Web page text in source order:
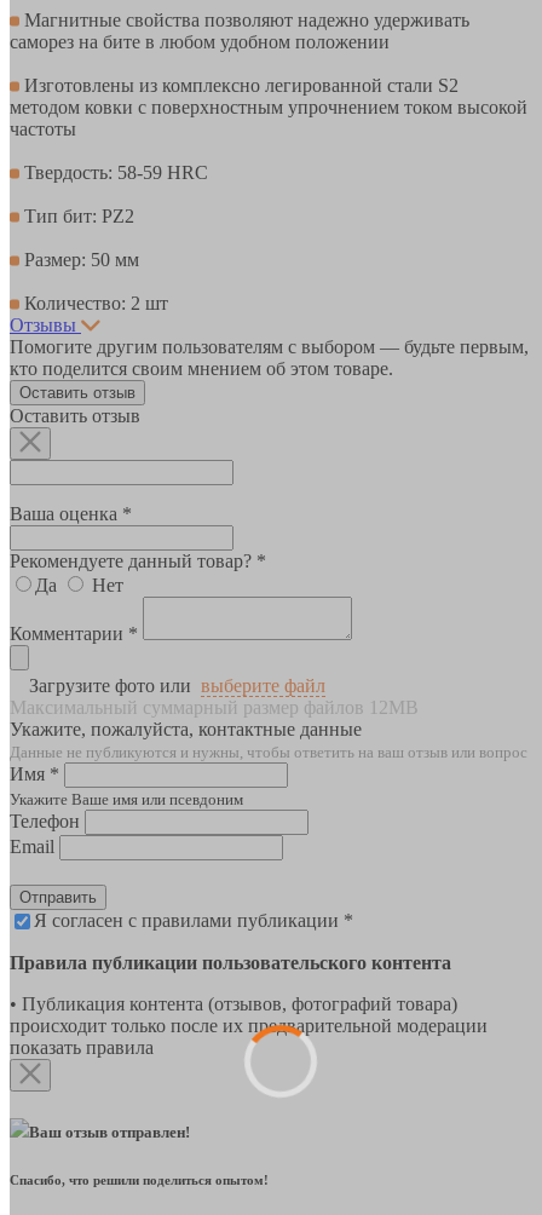
Магнитные свойства позволяют надежно удерживать
саморез на бите в любом удобном положении
Изготовлены из комплексно легированной стали S2
методом ковки с поверхностным упрочнением током высокой
частоты
Твердость: 58-59 HRC
Тип бит: PZ2
Размер: 50 мм
Количество: 2 шт
Отзывы
Помогите другим пользователям с выбором — будьте первым,
кто поделится своим мнением об этом товаре.
Оставить отзыв
Оставить отзыв
Ваша оценка *
Рекомендуете данный товар? *
Да
Нет
Комментарии *
Загрузите фото или выберите файл
Максимальный суммарный размер файлов 12MB
Укажите, пожалуйста, контактные данные
Данные не публикуются и нужны, чтобы ответить на ваш отзыв или вопрос
Имя *
Укажите Ваше имя или псевдоним
Телефон
Email
Отправить
Я согласен с правилами публикации *
Правила публикации пользовательского контента
• Публикация контента (отзывов, фотографий товара)
происходит только после их предварительной модерации
показать правила
Ваш отзыв отправлен!
Спасибо, что решили поделиться опытом!